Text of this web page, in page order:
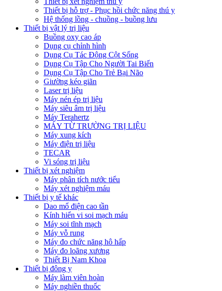
Thiết bị hỗ trợ - Phục hồi chức năng thú y
Hệ thống lồng - chuồng - buồng lưu
Thiết bị vật lý trị liệu
Buồng oxy cao áp
Dụng cụ chỉnh hình
Dụng Cụ Tác Động Cột Sống
Dụng Cụ Tập Cho Người Tai Biến
Dụng Cụ Tập Cho Trẻ Bại Não
Giường kéo giãn
Laser trị liệu
Máy nén ép trị liệu
Máy siêu âm trị liệu
Máy Terahertz
MÁY TỪ TRƯỜNG TRỊ LIỆU
Máy xung kích
Máy điện trị liệu
TECAR
Vi sóng trị liệu
Thiết bị xét nghiệm
Máy phân tích nước tiểu
Máy xét nghiệm máu
Thiết bị y tế khác
Dao mổ điện cao tần
Kính hiển vi soi mạch máu
Máy soi tĩnh mạch
Máy vỗ rung
Máy đo chức năng hô hấp
Máy đo loãng xương
Thiết Bị Nam Khoa
Thiết bị đông y
Máy làm viên hoàn
Máy nghiền thuốc